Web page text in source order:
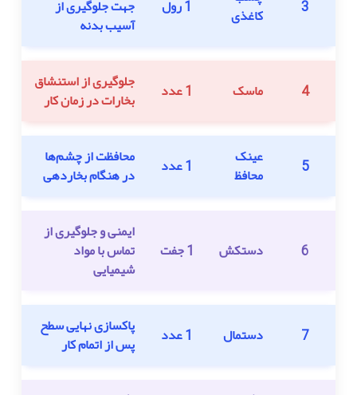
3 کاغذی 1 رول جهت جلوگیری از
آسیب بدنه
4 ماسک 1 عدد جلوگیری از استنشاق
بخارات در زمان کار
5 عینک
محافظ 1 عدد محافظت از چشم‌ها
در هنگام بخاردهی
6 دستکش 1 جفت
ایمنی و جلوگیری از
تماس با مواد
شیمیایی
7 دستمال 1 عدد پاکسازی نهایی سطح
پس از اتمام کار